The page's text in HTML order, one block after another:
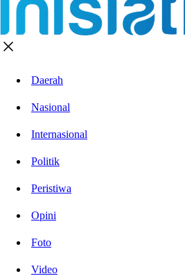
Daerah
Nasional
Internasional
Politik
Peristiwa
Opini
Foto
Video